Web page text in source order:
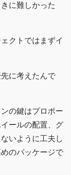
に難しかった
クトではまずイ
に考えたんで
の鍵はプロポー
ールの配置、グ
いように工夫し
のパッケージで